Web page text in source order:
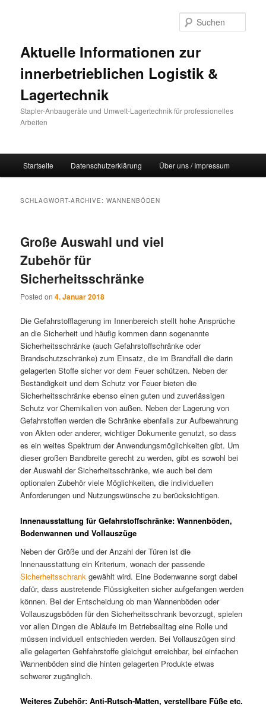
Aktuelle Informationen zur
innerbetrieblichen Logistik &
Lagertechnik
Stapler-Anbaugeräte und Umwelt-Lagertechnik für professionelles
Arbeiten
Zum Inhalt wechseln
Zum sekundären Inhalt wechseln
Startseite Datenschutzerklärung Über uns / Impressum
SCHLAGWORT-ARCHIVE:WANNENBÖDEN
Große Auswahl und viel
Zubehör für
Sicherheitsschränke
Posted on4. Januar 2018
Die Gefahrstofflagerung im Innenbereich stellt hohe Ansprüche
an die Sicherheit und häufig kommen dann sogenannte
Sicherheitsschränke (auch Gefahrstoffschränke oder
Brandschutzschränke) zum Einsatz, die im Brandfall die darin
gelagerten Stoffe sicher vor dem Feuer schützen. Neben der
Beständigkeit und dem Schutz vor Feuer bieten die
Sicherheitsschränke ebenso einen guten und zuverlässigen
Schutz vor Chemikalien von außen. Neben der Lagerung von
Gefahrstoffen werden die Schränke ebenfalls zur Aufbewahrung
von Akten oder anderer, wichtiger Dokumente genutzt, so dass
es ein weites Spektrum der Anwendungsmöglichkeiten gibt. Um
dieser großen Bandbreite gerecht zu werden, gibt es sowohl bei
der Auswahl der Sicherheitsschränke, wie auch bei dem
optionalen Zubehör viele Möglichkeiten, die individuellen
Anforderungen und Nutzungswünsche zu berücksichtigen.
Innenausstattung für Gefahrstoffschränke: Wannenböden,
Bodenwannen und Vollauszüge
Neben der Größe und der Anzahl der Türen ist die
Innenausstattung ein Kriterium, wonach der passende
Sicherheitsschrank gewählt wird. Eine Bodenwanne sorgt dabei
dafür, dass austretende Flüssigkeiten sicher aufgefangen werden
können. Bei der Entscheidung ob man Wannenböden oder
Vollauszugsböden für den Sicherheitsschrank bevorzugt, spielen
vor allen Dingen die Abläufe im Betriebsalltag eine Rolle und
müssen individuell entschieden werden. Bei Vollauszügen sind
alle gelagerten Gehfahrstoffe gleichgut erreichbar, bei einfachen
Wannenböden sind die hinten gelagerten Produkte etwas
schwerer zugänglich.
Weiteres Zubehör: Anti-Rutsch-Matten, verstellbare Füße etc.